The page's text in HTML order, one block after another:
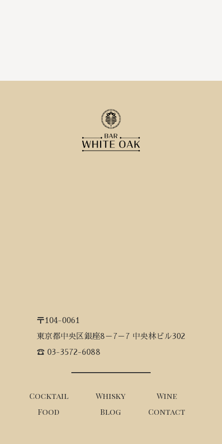
〒104-0061
東京都中央区銀座8－7－7 中央林ビル302
☎ 03-3572-6088
Cocktail Whisky
Wine
Food
Blog Contact